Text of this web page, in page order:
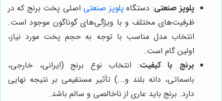
پلوپز صنعتی: دستگاه پلوپز صنعتی اصلی پخت برنج که در
ظرفیت‌های مختلف و با ویژگی‌های گوناگون موجود است.
انتخاب مدل مناسب با توجه به حجم پخت مورد نیاز،
اولین گام است.
برنج با کیفیت: انتخاب نوع برنج (ایرانی، خارجی،
باسماتی، دانه بلند و...) تأثیر مستقیمی بر نتیجه نهایی
دارد. برنج باید عاری از ناخالصی و سالم باشد.